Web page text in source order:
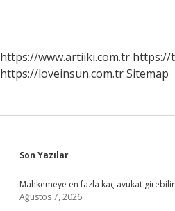
https://www.artiiki.com.tr https://
https://loveinsun.com.trSitemap
Sidebar
Son Yazılar
Mahkemeye en fazla kaç avukat
Ağustos 7, 2026